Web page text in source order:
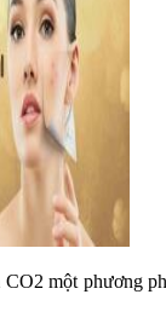
một phương